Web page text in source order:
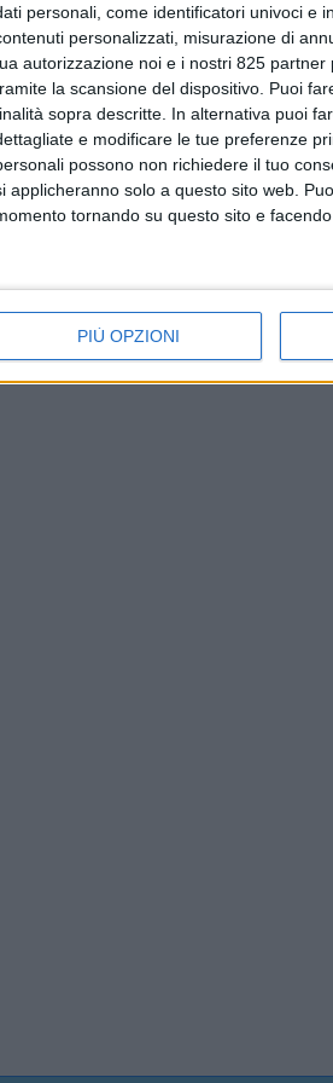
personali, come identificatori univoci e
personalizzati, misurazione di
autorizzazione noi e i nostri 825
la scansione del dispositivo. Puoi
sopra descritte. In alternativa puoi
e modificare le tue preferenze
possono non richiedere il tuo
applicheranno solo a questo sito web.
tornando su questo sito e
PIÙ OPZIONI